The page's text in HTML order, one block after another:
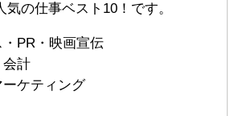
の仕事ベスト10！です。
PR・映画宣伝
計
ケティング